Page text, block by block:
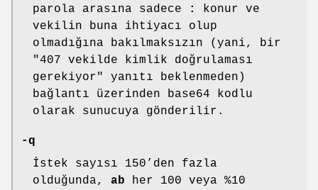
parola arasına sadece
:
konur ve
vekilin buna ihtiyacı olup
olmadığına bakılmaksızın (yani, bir
"407 vekilde kimlik doğrulaması
gerekiyor" yanıtı beklenmeden)
bağlantı üzerinden base64 kodlu
olarak sunucuya gönderilir.
-q
İstek sayısı 150’den fazla
olduğunda, ab her 100 veya %10